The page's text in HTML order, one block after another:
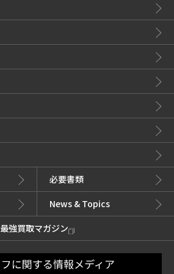
必要書類
News & Topics
最強買取マガジン